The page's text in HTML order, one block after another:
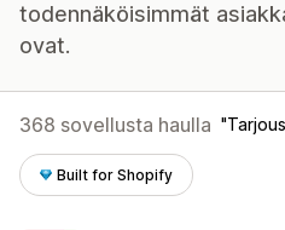
todennäköisimmät
ovat.
368 sovellusta haulla
Built for Shopify